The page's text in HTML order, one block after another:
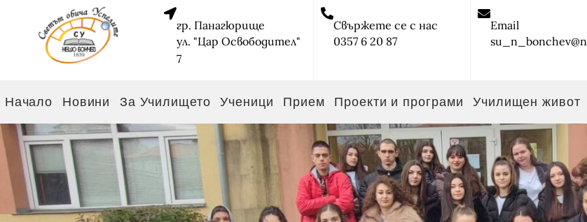
гр. Панагюрище
ул. "Цар Освободител"
7
Свържете се с нас
0357 6 20 87
Email
Начало Новини За Училището Ученици Прием Проекти и програми Училищен живот